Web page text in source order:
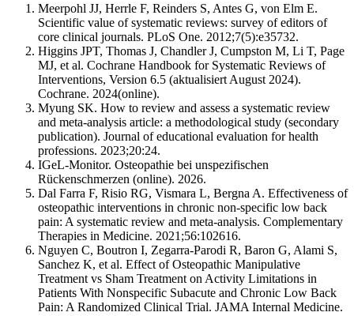
Meerpohl JJ, Herrle F, Reinders S, Antes G, von Elm E.
Scientific value of systematic reviews: survey of editors of
core clinical journals. PLoS One. 2012;7(5):e35732.
Higgins JPT, Thomas J, Chandler J, Cumpston M, Li T, Page
MJ, et al. Cochrane Handbook for Systematic Reviews of
Interventions, Version 6.5 (aktualisiert August 2024).
Cochrane. 2024(online).
Myung SK. How to review and assess a systematic review
and meta-analysis article: a methodological study (secondary
publication). Journal of educational evaluation for health
professions. 2023;20:24.
IGeL-Monitor. Osteopathie bei unspezifischen
Rückenschmerzen (online). 2026.
Dal Farra F, Risio RG, Vismara L, Bergna A. Effectiveness of
osteopathic interventions in chronic non-specific low back
pain: A systematic review and meta-analysis. Complementary
Therapies in Medicine. 2021;56:102616.
Nguyen C, Boutron I, Zegarra-Parodi R, Baron G, Alami S,
Sanchez K, et al. Effect of Osteopathic Manipulative
Treatment vs Sham Treatment on Activity Limitations in
Patients With Nonspecific Subacute and Chronic Low Back
Pain: A Randomized Clinical Trial. JAMA Internal Medicine.